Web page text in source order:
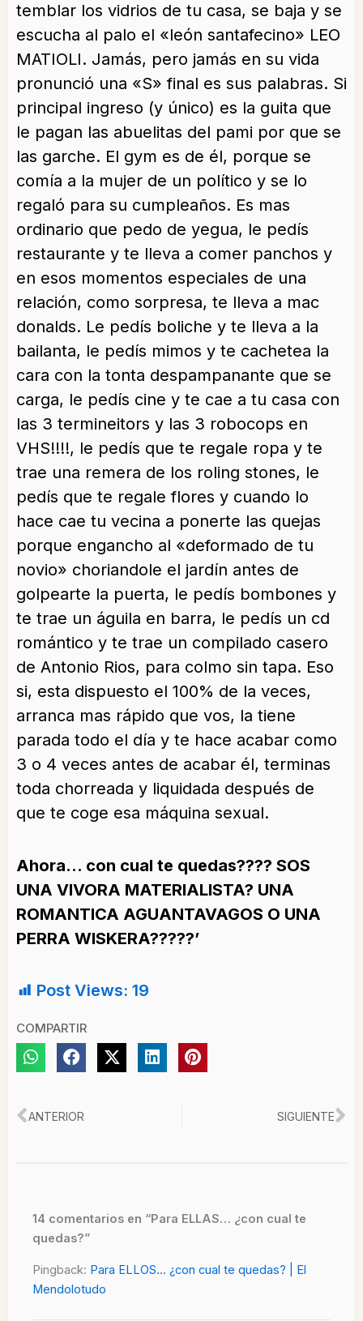
temblar los vidrios de tu casa, se baja y se
escucha al palo el «león santafecino» LEO
MATIOLI. Jamás, pero jamás en su vida
pronunció una «S» final es sus palabras. Si
principal ingreso (y único) es la guita que
le pagan las abuelitas del pami por que se
las garche. El gym es de él, porque se
comía a la mujer de un político y se lo
regaló para su cumpleaños. Es mas
ordinario que pedo de yegua, le pedís
restaurante y te lleva a comer panchos y
en esos momentos especiales de una
relación, como sorpresa, te lleva a mac
donalds. Le pedís boliche y te lleva a la
bailanta, le pedís mimos y te cachetea la
cara con la tonta despampanante que se
carga, le pedís cine y te cae a tu casa con
las 3 termineitors y las 3 robocops en
VHS!!!!, le pedís que te regale ropa y te
trae una remera de los roling stones, le
pedís que te regale flores y cuando lo
hace cae tu vecina a ponerte las quejas
porque engancho al «deformado de tu
novio» choriandole el jardín antes de
golpearte la puerta, le pedís bombones y
te trae un águila en barra, le pedís un cd
romántico y te trae un compilado casero
de Antonio Rios, para colmo sin tapa. Eso
si, esta dispuesto el 100% de la veces,
arranca mas rápido que vos, la tiene
parada todo el día y te hace acabar como
3 o 4 veces antes de acabar él, terminas
toda chorreada y liquidada después de
que te coge esa máquina sexual.
Ahora… con cual te quedas???? SOS
UNA VIVORA MATERIALISTA? UNA
ROMANTICA AGUANTAVAGOS O UNA
PERRA WISKERA?????’
Post Views: 19
COMPARTIR
Ant
ANTERIOR SIGUIENTE
14 comentarios en “Para ELLAS… ¿con cual te
quedas?”
Pingback: Para ELLOS… ¿con cual te quedas? | El
Mendolotudo